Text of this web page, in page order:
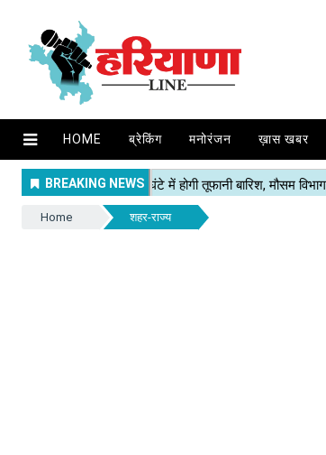
HOME ब्रेकिंग मनोरंजन ख़ास खबर
Home शहर-राज्य